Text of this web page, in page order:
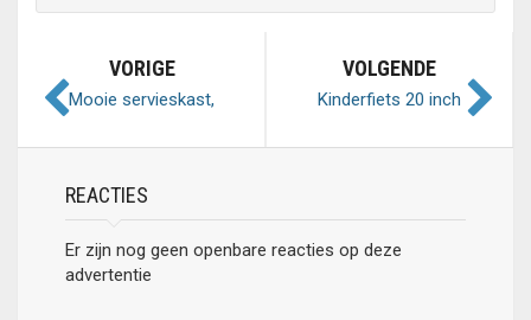
VORIGE
Mooie servieskast,
VOLGENDE
Kinderfiets 20 inch
REACTIES
Er zijn nog geen openbare reacties op deze
advertentie